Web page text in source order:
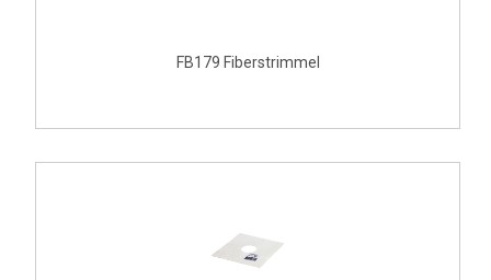
FB179 Fiberstrimmel